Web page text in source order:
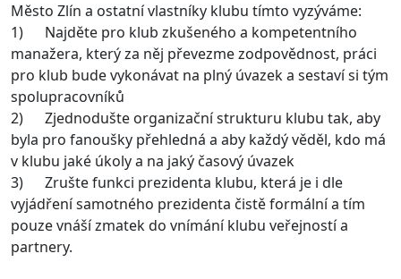
Město Zlín a ostatní vlastníky klubu tímto vyzýváme:
1) Najděte pro klub zkušeného a kompetentního
manažera, který za něj převezme zodpovědnost, práci
pro klub bude vykonávat na plný úvazek a sestaví si tým
spolupracovníků
2) Zjednodušte organizační strukturu klubu tak, aby
byla pro fanoušky přehledná a aby každý věděl, kdo má
v klubu jaké úkoly a na jaký časový úvazek
3) Zrušte funkci prezidenta klubu, která je i dle
vyjádření samotného prezidenta čistě formální a tím
pouze vnáší zmatek do vnímání klubu veřejností a
partnery.